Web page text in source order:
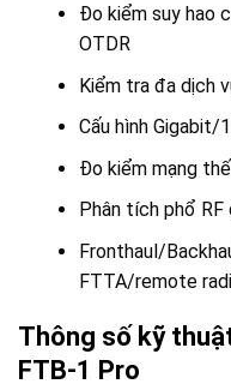
Đo kiểm suy hao
OTDR
Kiểm tra đa dịch
Cấu hình Gigabit/
Đo kiểm mạng
Phân tích phổ RF
Fronthaul/
FTTA/remote
Thông số kỹ
FTB-1 Pro